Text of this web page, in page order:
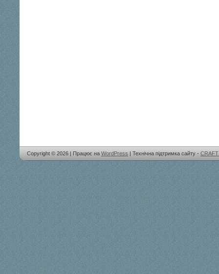
Copyright © 2026 | Працює на WordPress | Технічна підтримка сайту -